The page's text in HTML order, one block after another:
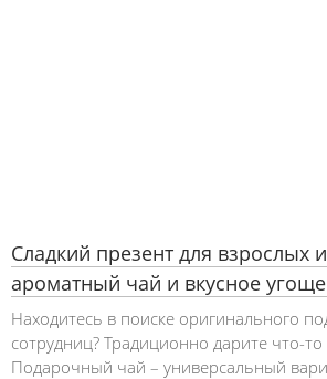
Сладкий презент для взрослых
ароматный чай и вкусное
Находитесь в поиске оригинального
сотрудниц? Традиционно дарите что-то
Подарочный чай – универсальный